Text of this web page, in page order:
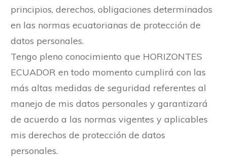
principios, derechos, obligaciones determinados
en las normas ecuatorianas de protección de
datos personales.
Tengo pleno conocimiento que HORIZONTES
ECUADOR en todo momento cumplirá con las
más altas medidas de seguridad referentes al
manejo de mis datos personales y garantizará
de acuerdo a las normas vigentes y aplicables
mis derechos de protección de datos
personales.